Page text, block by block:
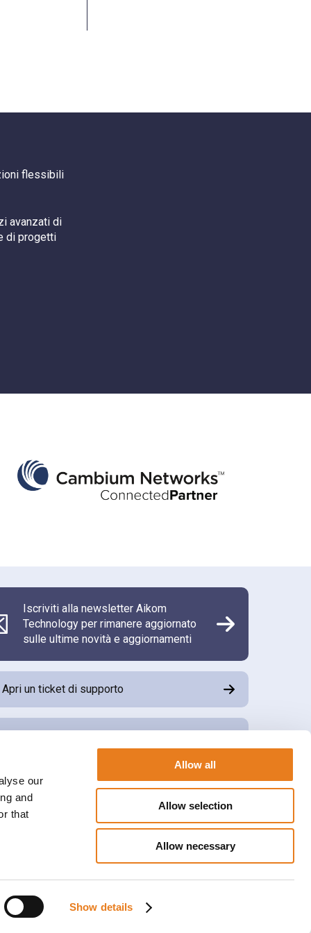
our
and
that
Show details
Allow all
Allow selection
Allow necessary
flessibili
avanzati di
di progetti
Iscriviti alla newsletter Aikom
Technology per rimanere aggiornato
sulle ultime novità e aggiornamenti
Apri un ticket di supporto
Accedi all’area riservata Aikom Cube